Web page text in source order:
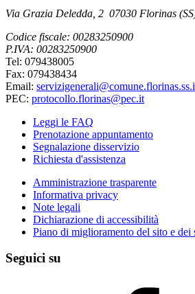
Via Grazia Deledda, 2 07030 Florinas
Codice fiscale: 00283250900
P.IVA: 00283250900
Tel: 079438005
Fax: 079438434
Email:
PEC: protocollo.florinas@pec.it
Leggi le FAQ
Prenotazione appuntamento
Segnalazione disservizio
Richiesta d'assistenza
Amministrazione trasparente
Informativa privacy
Note legali
Dichiarazione di accessibilità
Piano di miglioramento del sito e dei
Seguici su